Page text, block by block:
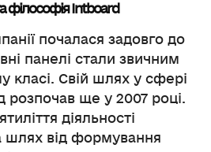
філософія Intboard
почалася задовго до
панелі стали звичним
Свій шлях у сфері
розпочав ще у 2007 році.
діяльності
від формування